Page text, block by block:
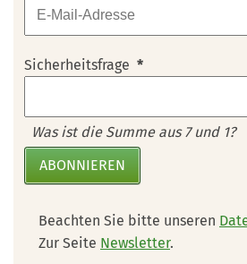
Sicherheitsfrage *
Was ist die Summe aus 7 und 1?
ABONNIEREN
Beachten Sie bitte unseren
Zur Seite Newsletter.